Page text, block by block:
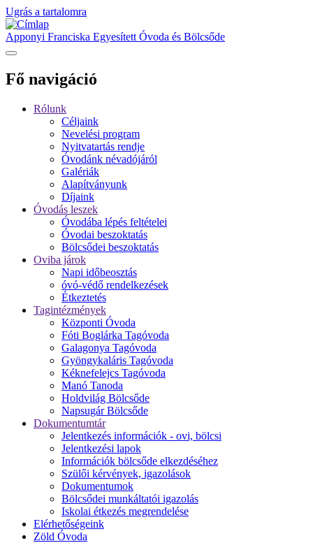
Ugrás a tartalomra
Apponyi Franciska Egyesített Óvoda és Bölcsőde
Fő navigáció
Rólunk
Céljaink
Nevelési program
Nyitvatartás rendje
Óvodánk névadójáról
Galériák
Alapítványunk
Díjaink
Óvodás leszek
Óvodába lépés feltételei
Óvodai beszoktatás
Bölcsődei beszoktatás
Oviba járok
Napi időbeosztás
óvó-védő rendelkezések
Étkeztetés
Tagintézmények
Központi Óvoda
Fóti Boglárka Tagóvoda
Galagonya Tagóvoda
Gyöngykaláris Tagóvoda
Kéknefelejcs Tagóvoda
Manó Tanoda
Holdvilág Bölcsőde
Napsugár Bölcsőde
Dokumentumtár
Jelentkezés információk - ovi, bölcsi
Jelentkezési lapok
Információk bölcsőde elkezdéséhez
Szülői kérvények, igazolások
Dokumentumok
Bölcsődei munkáltatói igazolás
Iskolai étkezés megrendelése
Elérhetőségeink
Zöld Óvoda